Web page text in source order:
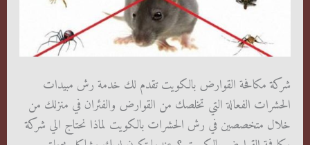
شركة مكافحة القوارض بالكويت تقدم لك خدمة رش مبيدات
الحشرات الفعالة التي تخلصك من القوارض والفئران في منزلك من
خلال متخصصين في رش الحشرات بالكويت لماذا نحتاج الي شركة